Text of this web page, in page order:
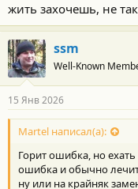
жить захочешь, не
ssm
Well-Known
15 Янв 2026
Martel написал(а):
Горит ошибка, но
ошибка и обычно
ну или на крайняк